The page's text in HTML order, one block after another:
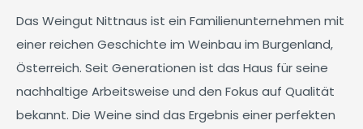
Das Weingut Nittnaus ist ein Familienunternehmen mit
einer reichen Geschichte im Weinbau im Burgenland,
Österreich. Seit Generationen ist das Haus für seine
nachhaltige Arbeitsweise und den Fokus auf Qualität
bekannt. Die Weine sind das Ergebnis einer perfekten